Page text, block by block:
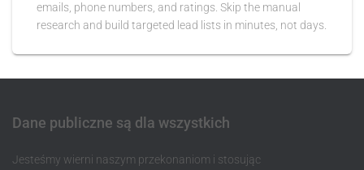
emails, phone numbers, and ratings. Skip the manual
research and build targeted lead lists in minutes, not days.
Dane publiczne są dla wszystkich
Jesteśmy wierni naszym przekonaniom i stosując